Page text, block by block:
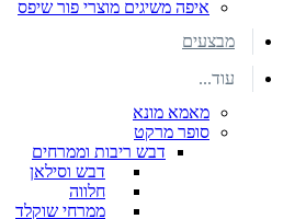
איפה משיגים מוצרי פור שיפס
מבצעים
עוד...
מאמא מונא
סופר מרקט
דבש ריבות וממרחים
דבש וסילאן
חלווה
ממרחי שוקלד